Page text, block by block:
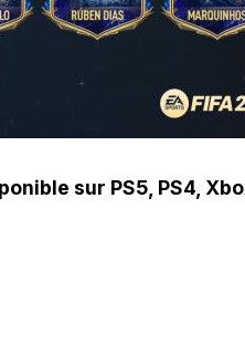
sur PS5, PS4,